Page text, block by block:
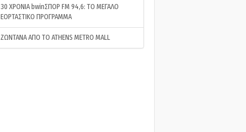
30 ΧΡΟΝΙΑ bwinΣΠΟΡ FM 94,6: ΤΟ ΜΕΓΑΛΟ
ΕΟΡΤΑΣΤΙΚΟ ΠΡΟΓΡΑΜΜΑ
ΖΩΝΤΑΝΑ ΑΠΟ ΤΟ ATHENS METRO MALL